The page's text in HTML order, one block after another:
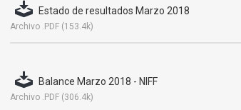
Estado de resultados Marzo 2018
Archivo .PDF (153.4k)
Balance Marzo 2018 - NIFF
Archivo .PDF (306.4k)